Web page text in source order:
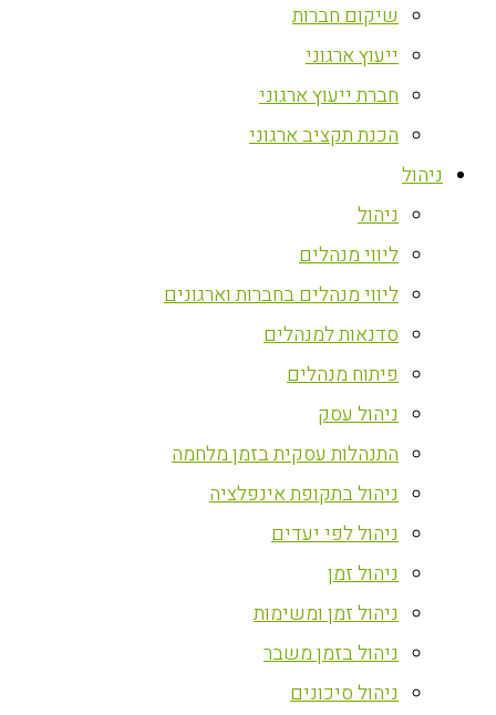
שיקום חברות
ייעוץ ארגוני
חברת ייעוץ ארגוני
הכנת תקציב ארגוני
ניהול
ניהול
ליווי מנהלים
ליווי מנהלים בחברות וארגונים
סדנאות למנהלים
פיתוח מנהלים
ניהול עסק
התנהלות עסקית בזמן מלחמה
ניהול בתקופת אינפלציה
ניהול לפי יעדים
ניהול זמן
ניהול זמן ומשימות
ניהול בזמן משבר
ניהול סיכונים